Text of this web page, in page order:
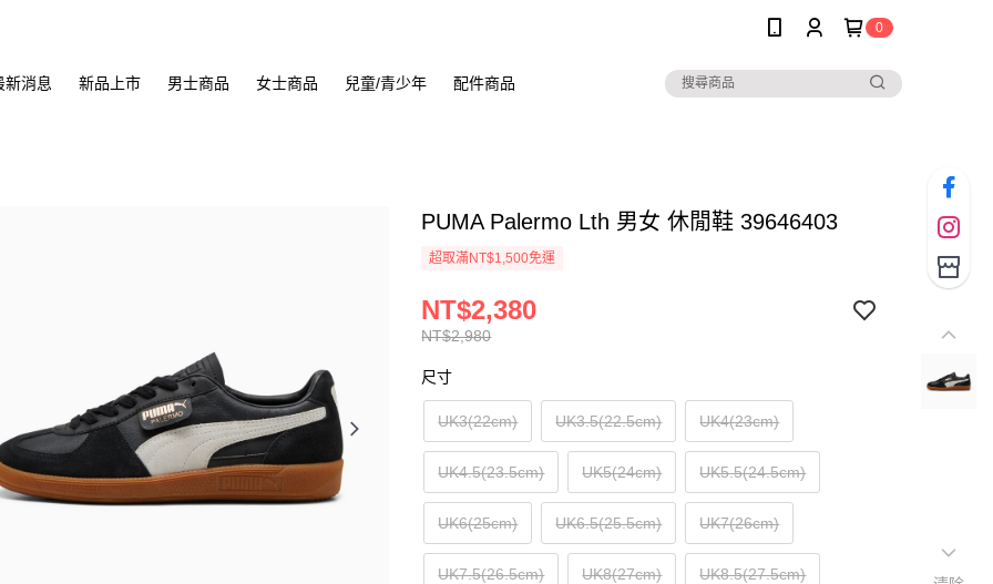
0
新消息 新品上市 男士商品 女士商品 兒童/青少年 配件商品
PUMA Palermo Lth 男女 休閒鞋 39646403
超取滿NT$1,500免運
NT$2,980
NT$2,380
尺寸
UK3(22cm) UK3.5(22.5cm) UK4(23cm)
UK4.5(23.5cm) UK5(24cm) UK5.5(24.5cm)
UK6(25cm) UK6.5(25.5cm) UK7(26cm)
UK7.5(26.5cm) UK8(27cm) UK8.5(27.5cm)